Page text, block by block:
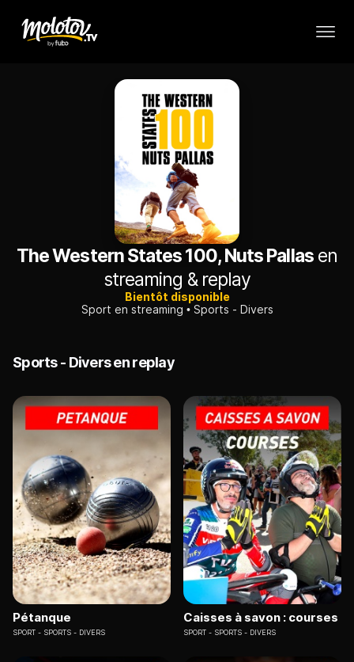
The Western States 100, Nuts Pallasen
streaming & replay
Bientôt disponible
Sport en streaming
Sports - Divers
Sports - Divers en replay
Pétanque
SPORT SPORTS - DIVERS
Caisses à savon : courses
SPORT SPORTS - DIVERS